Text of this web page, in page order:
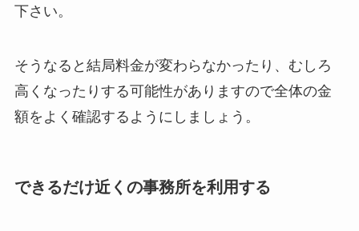
下さい。
そうなると結局料金が変わらなかったり、むしろ
高くなったりする可能性がありますので全体の金
額をよく確認するようにしましょう。
できるだけ近くの事務所を利用する